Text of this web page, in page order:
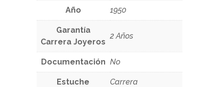
Año 1950
Garantía
Carrera Joyeros
2 Años
Documentación No
Estuche Carrera